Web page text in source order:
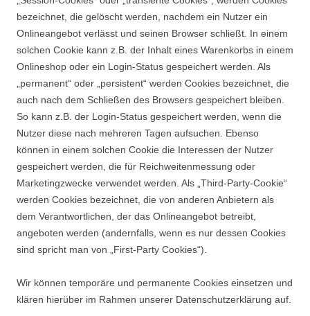
bezeichnet, die gelöscht werden, nachdem ein Nutzer ein
Onlineangebot verlässt und seinen Browser schließt. In einem
solchen Cookie kann z.B. der Inhalt eines Warenkorbs in einem
Onlineshop oder ein Login-Status gespeichert werden. Als
„permanent“ oder „persistent“ werden Cookies bezeichnet, die
auch nach dem Schließen des Browsers gespeichert bleiben.
So kann z.B. der Login-Status gespeichert werden, wenn die
Nutzer diese nach mehreren Tagen aufsuchen. Ebenso
können in einem solchen Cookie die Interessen der Nutzer
gespeichert werden, die für Reichweitenmessung oder
Marketingzwecke verwendet werden. Als „Third-Party-Cookie“
werden Cookies bezeichnet, die von anderen Anbietern als
dem Verantwortlichen, der das Onlineangebot betreibt,
angeboten werden (andernfalls, wenn es nur dessen Cookies
sind spricht man von „First-Party Cookies“).
Wir können temporäre und permanente Cookies einsetzen und
klären hierüber im Rahmen unserer Datenschutzerklärung auf.